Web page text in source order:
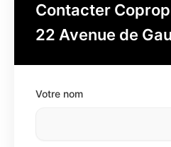
Contacter
22 Avenue de
Votre nom